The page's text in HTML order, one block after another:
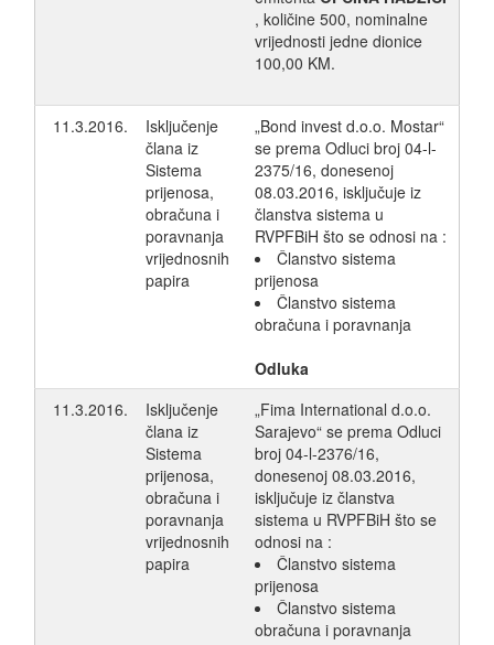
, količine 500, nominalne
vrijednosti jedne dionice
100,00 KM.
11.3.2016.
Isključenje
člana iz
Sistema
prijenosa,
obračuna i
poravnanja
vrijednosnih
papira
„Bond invest d.o.o. Mostar“
se prema Odluci broj 04-l-
2375/16, donesenoj
08.03.2016, isključuje iz
članstva sistema u
RVPFBiH što se odnosi na :
Članstvo sistema
prijenosa
Članstvo sistema
obračuna i poravnanja
Odluka
11.3.2016.
Isključenje
člana iz
Sistema
prijenosa,
obračuna i
poravnanja
vrijednosnih
papira
„Fima International d.o.o.
Sarajevo“ se prema Odluci
broj 04-l-2376/16,
donesenoj 08.03.2016,
isključuje iz članstva
sistema u RVPFBiH što se
odnosi na :
Članstvo sistema
prijenosa
Članstvo sistema
obračuna i poravnanja